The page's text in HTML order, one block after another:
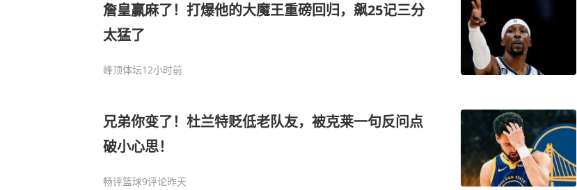
詹皇赢麻了！打爆他的大魔王重磅回归，飙25记三分
太猛了
峰顶体坛12小时前
兄弟你变了！杜兰特贬低老队友，被克莱一句反问点
破小心思！
畅评篮球9评论昨天